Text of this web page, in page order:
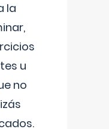
la
u
no